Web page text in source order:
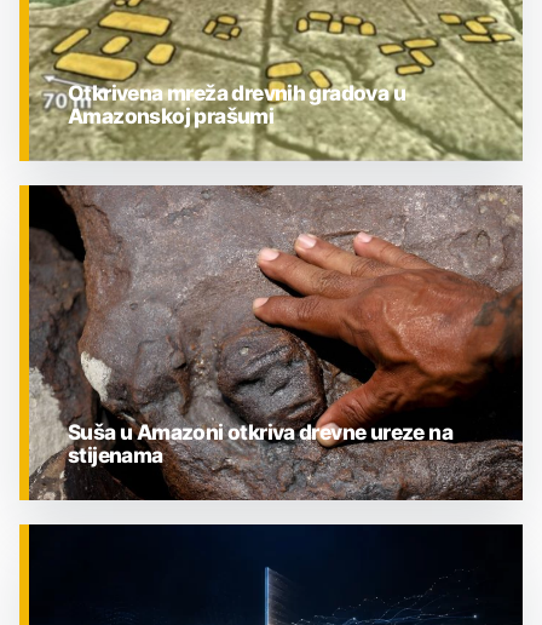
ZNANOST
Otkrivena mreža drevnih gradova u
Amazonskoj prašumi
Suša u Amazoni otkriva drevne ureze na
stijenama